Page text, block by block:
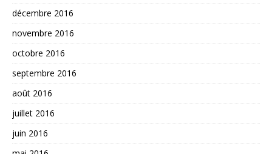
décembre 2016
novembre 2016
octobre 2016
septembre 2016
août 2016
juillet 2016
juin 2016